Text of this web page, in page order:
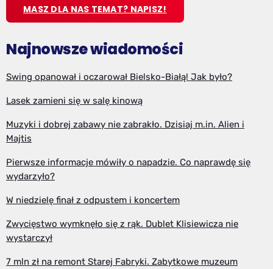
MASZ DLA NAS TEMAT? NAPISZ!
Najnowsze wiadomości
Swing opanował i oczarował Bielsko-Białą! Jak było?
Lasek zamieni się w salę kinową
Muzyki i dobrej zabawy nie zabrakło. Dzisiaj m.in. Alien i
Majtis
Pierwsze informacje mówiły o napadzie. Co naprawdę się
wydarzyło?
W niedzielę finał z odpustem i koncertem
Zwycięstwo wymknęło się z rąk. Dublet Klisiewicza nie
wystarczył
7 mln zł na remont Starej Fabryki. Zabytkowe muzeum